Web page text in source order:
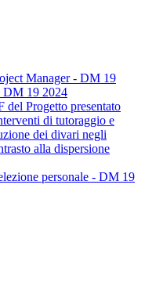
Manager - DM 19
DM 19 2024
del Progetto presentato
di tutoraggio e
dei divari negli
alla dispersione
personale - DM 19